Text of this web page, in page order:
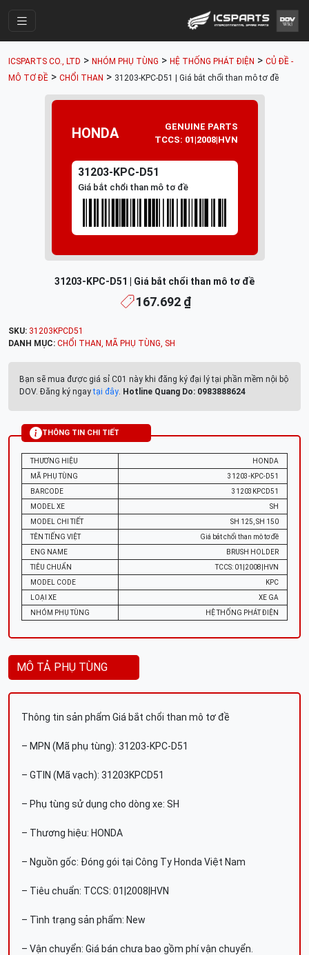
Cửa Hàng
Parts Catalogue
Mã Phụ Tùng
Tài khoản
ICSPARTS CO., LTD > NHÓM PHỤ TÙNG > HỆ THỐNG PHÁT ĐIỆN > CỦ ĐỀ -
MÔ TƠ ĐỀ > CHỔI THAN > 31203-KPC-D51 | Giá bắt chổi than mô tơ đề
HONDA
GENUINE PARTS
TCCS: 01|2008|HVN
31203-KPC-D51
Giá bắt chổi than mô tơ đề
31203-KPC-D51 | Giá bắt chổi than mô tơ đề
167.692 ₫
SKU: 31203KPCD51
DANH MỤC: CHỔI THAN, MÃ PHỤ TÙNG, SH
Bạn sẽ mua được giá sỉ C01 này khi đăng ký đại lý tại phần mềm nội bộ
DOV. Đăng ký ngaytại đây. Hotline Quang Do: 0983888624
THÔNG TIN CHI TIẾT
THƯƠNG HIỆU
HONDA
MÃ PHỤ TÙNG
31203-KPC-D51
BARCODE
31203KPCD51
MODEL XE
SH
MODEL CHI TIẾT
SH 125, SH 150
TÊN TIẾNG VIỆT
Giá bắt chổi than mô tơ đề
ENG NAME
BRUSH HOLDER
TIÊU CHUẨN
TCCS: 01|2008|HVN
MODEL CODE
KPC
LOẠI XE
XE GA
NHÓM PHỤ TÙNG
HỆ THỐNG PHÁT ĐIỆN
MÔ TẢ PHỤ TÙNG
Thông tin sản phẩm Giá bắt chổi than mô tơ đề
– MPN (Mã phụ tùng): 31203-KPC-D51
– GTIN (Mã vạch): 31203KPCD51
– Phụ tùng sử dụng cho dòng xe: SH
– Thương hiệu: HONDA
– Nguồn gốc: Đóng gói tại Công Ty Honda Việt Nam
– Tiêu chuẩn: TCCS: 01|2008|HVN
– Tình trạng sản phẩm: New
– Vận chuyển: Giá bán chưa bao gồm phí vận chuyển.